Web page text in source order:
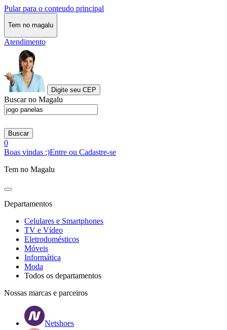
Pular para o conteudo principal
Tem no magalu
Atendimento
Digite seu CEP
Buscar no Magalu
Buscar
0
Boas vindas :)Entre ou Cadastre-se
Tem no Magalu
Departamentos
Celulares e Smartphones
TV e Vídeo
Eletrodomésticos
Móveis
Informática
Moda
Todos os departamentos
Nossas marcas e parceiros
Netshoes